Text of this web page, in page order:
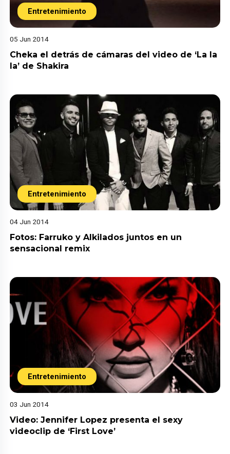
Entretenimiento
05 Jun 2014
Cheka el detrás de cámaras del video de ‘La la
la’ de Shakira
Entretenimiento
04 Jun 2014
Fotos: Farruko y Alkilados juntos en un
sensacional remix
Entretenimiento
03 Jun 2014
Video: Jennifer Lopez presenta el sexy
videoclip de ‘First Love’